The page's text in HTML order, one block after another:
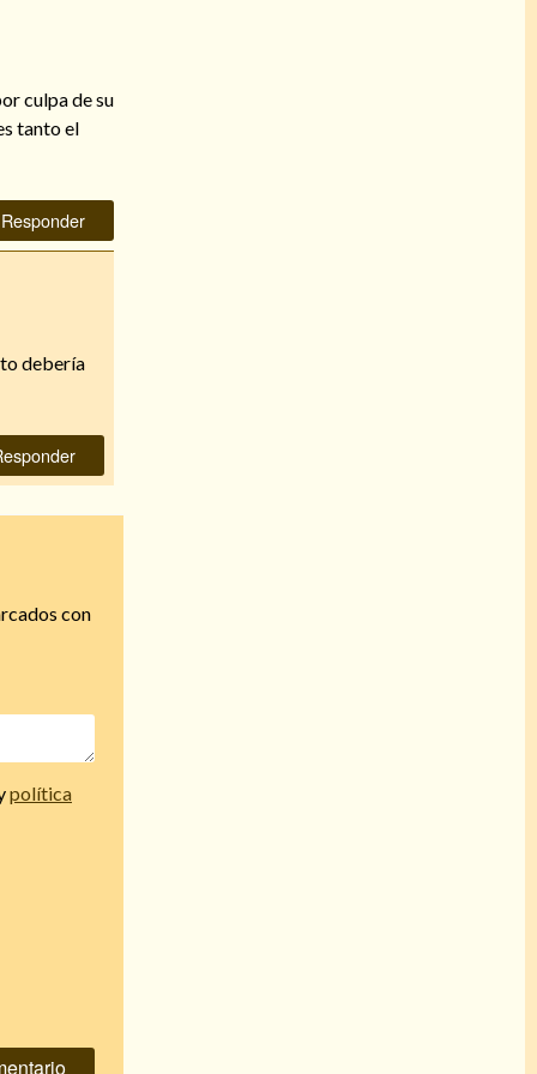
culpa de su
tanto el
Responder
debería
con
política